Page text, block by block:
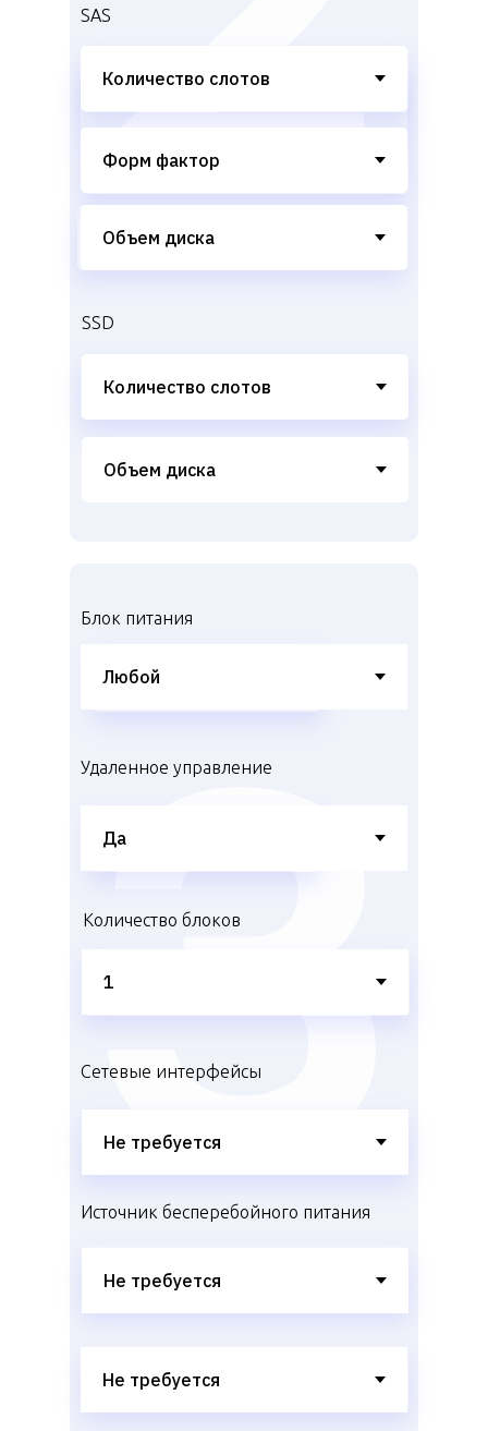
SAS
SSD
Блок питания
Удаленное управление
Количество блоков
Источник бесперебойного питания
Сетевые интерфейсы